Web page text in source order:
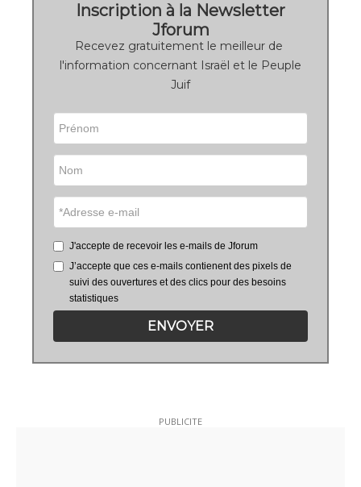
Inscription à la Newsletter
Jforum
Recevez gratuitement le meilleur de
l'information concernant Israël et le Peuple
Juif
J'accepte de recevoir les e-mails de Jforum
J’accepte que ces e-mails contienent des pixels de
suivi des ouvertures et des clics pour des besoins
statistiques
ENVOYER